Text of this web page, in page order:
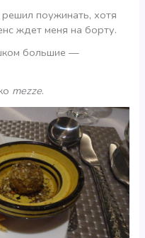
решил поужинать, хотя
ждет меня на борту.
большие —
mezze.